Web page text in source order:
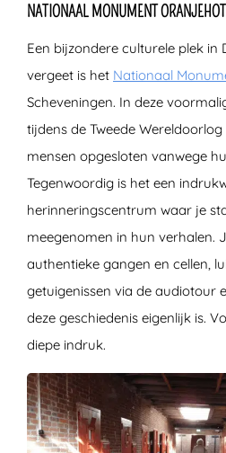
NATIONAAL MONUMENT
Een bijzondere culturele plek in
vergeet is het Nationaal
Scheveningen. In deze
tijdens de Tweede
mensen opgesloten vanwege
Tegenwoordig is het een
herinneringscentrum waar je
meegenomen in hun verhalen.
authentieke gangen en cellen,
getuigenissen via de audiotour
deze geschiedenis eigenlijk is.
diepe indruk.